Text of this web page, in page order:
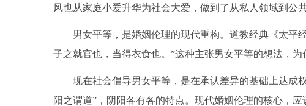
风也从家庭小爱升华为社会大爱，做到了从私人领域到公
男女平等，是婚姻伦理的现代重构。道教经典《太平
子之就官也，当得衣食也。”这种主张男女平等的想法，为
现在社会倡导男女平等，是在承认差异的基础上达成
阳之谓道”，阴阳各有各的特点。现代婚姻伦理的核心，